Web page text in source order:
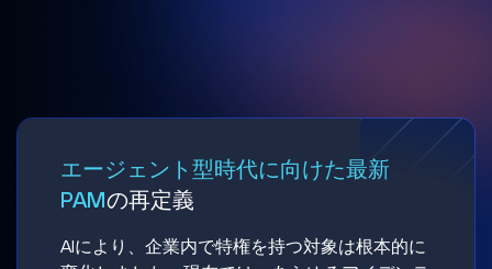
エージェント型時代に向けた最新
PAMの再定義
AIにより、企業内で特権を持つ対象は根本的に